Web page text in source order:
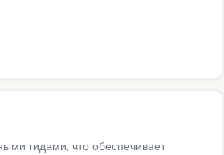
гидами, что обеспечивает